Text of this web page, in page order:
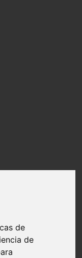
de
de